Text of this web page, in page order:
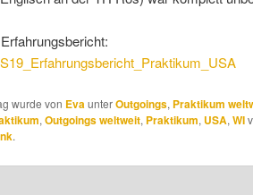
wurde von EvaunterOutgoings, Praktikum
, Outgoings weltweit, Praktikum, USA, WI
.